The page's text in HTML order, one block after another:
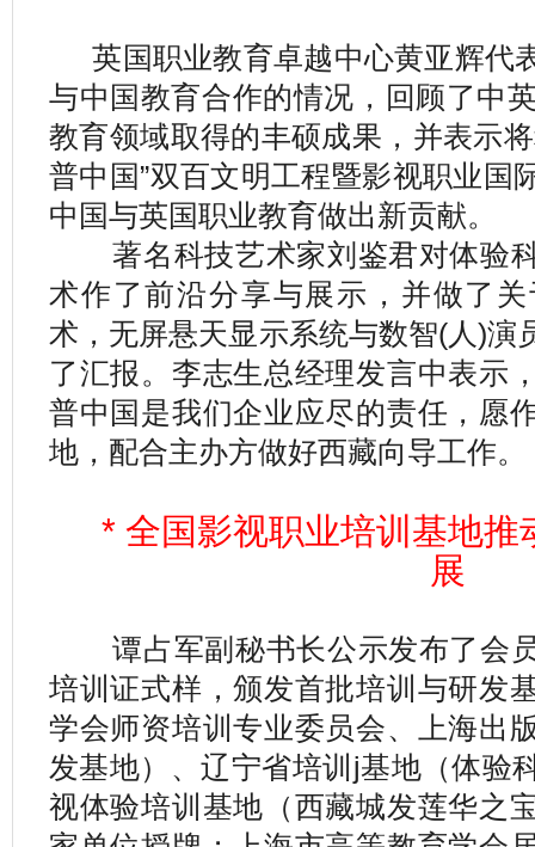
英国职业教育卓越中心黄亚辉代
与中国教育合作的情况，回顾了中
教育领域取得的丰硕成果，并表示
普中国”双百文明工程暨影视职业国
中国与英国职业教育做出新贡献。
著名科技艺术家刘鉴君对体验科
术作了前沿分享与展示，并做了
术，无屏悬天显示系统与数智(人)演
了汇报。李志生总经理发言中表示
普中国是我们企业应尽的责任，愿
地，配合主办方做好西藏向导工作。
* 全国影视职业培训基地推
展
谭占军副秘书长公示发布了会员
培训证式样，颁发首批培训与研发
学会师资培训专业委员会、上海出
发基地）、辽宁省培训j基地（体验
视体验培训基地（西藏城发莲华之